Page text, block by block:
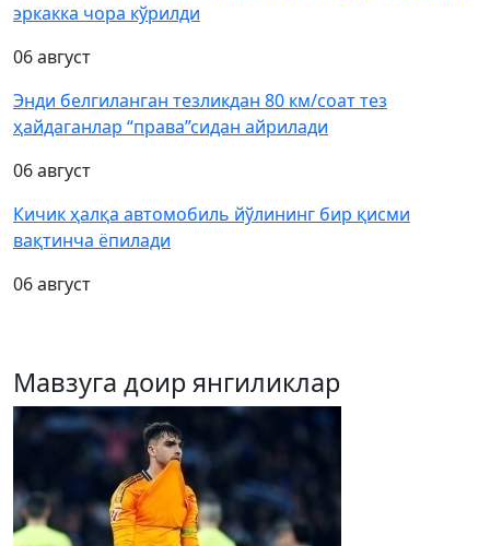
эркакка чора кўрилди
06 август
Энди белгиланган тезликдан 80 км/соат тез
ҳайдаганлар “права”сидан айрилади
06 август
Кичик ҳалқа автомобиль йўлининг бир қисми
вақтинча ёпилади
06 август
Мавзуга доир янгиликлар